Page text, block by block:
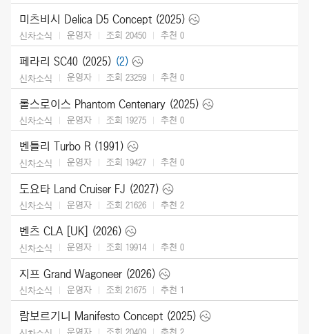
미츠비시 Delica D5 Concept (2025)
신차소식 운영자 조회 20450 추천 0
페라리 SC40 (2025) (2)
신차소식 운영자 조회 23259 추천 0
롤스로이스 Phantom Centenary (2025)
신차소식 운영자 조회 19275 추천 0
벤틀리 Turbo R (1991)
신차소식 운영자 조회 19427 추천 0
도요타 Land Cruiser FJ (2027)
신차소식 운영자 조회 21626 추천 2
벤츠 CLA [UK] (2026)
신차소식 운영자 조회 19914 추천 0
지프 Grand Wagoneer (2026)
신차소식 운영자 조회 21675 추천 1
람보르기니 Manifesto Concept (2025)
운영자 조회 20409 추천 2